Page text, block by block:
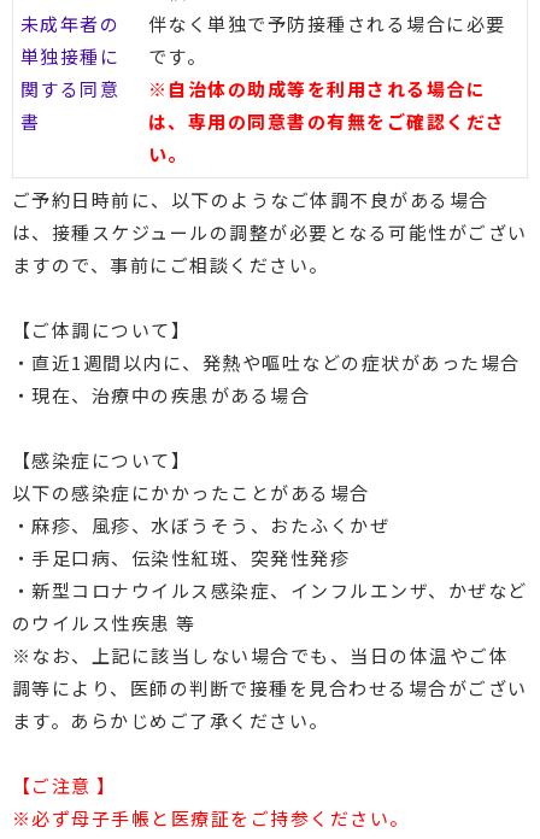
未成年者の
単独接種に
関する同意
書
伴なく単独で予防接種される場合に必要
です。
※自治体の助成等を利用される場合に
は、専用の同意書の有無をご確認くださ
い。
ご予約日時前に、以下のようなご体調不良がある場合
は、接種スケジュールの調整が必要となる可能性がござい
ますので、事前にご相談ください。
【ご体調について】
・直近1週間以内に、発熱や嘔吐などの症状があった場合
・現在、治療中の疾患がある場合
【感染症について】
以下の感染症にかかったことがある場合
・麻疹、風疹、水ぼうそう、おたふくかぜ
・手足口病、伝染性紅斑、突発性発疹
・新型コロナウイルス感染症、インフルエンザ、かぜなど
のウイルス性疾患 等
※なお、上記に該当しない場合でも、当日の体温やご体
調等により、医師の判断で接種を見合わせる場合がござい
ます。あらかじめご了承ください。
【ご注意 】
※必ず母子手帳と医療証をご持参ください。